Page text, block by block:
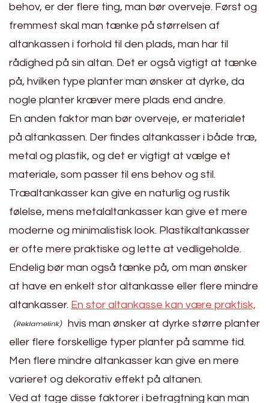
behov, er der flere ting, man bør overveje. Først og
fremmest skal man tænke på størrelsen af
altankassen i forhold til den plads, man har til
rådighed på sin altan. Det er også vigtigt at tænke
på, hvilken type planter man ønsker at dyrke, da
nogle planter kræver mere plads end andre.
En anden faktor man bør overveje, er materialet
på altankassen. Der findes altankasser i både træ,
metal og plastik, og det er vigtigt at vælge et
materiale, som passer til ens behov og stil.
Træaltankasser kan give en naturlig og rustik
følelse, mens metalaltankasser kan give et mere
moderne og minimalistisk look. Plastikaltankasser
er ofte mere praktiske og lette at vedligeholde.
Endelig bør man også tænke på, om man ønsker
at have en enkelt stor altankasse eller flere mindre
altankasser. En stor altankasse kan være praktisk,
hvis man ønsker at dyrke større planter
eller flere forskellige typer planter på samme tid.
Men flere mindre altankasser kan give en mere
varieret og dekorativ effekt på altanen.
Ved at tage disse faktorer i betragtning kan man